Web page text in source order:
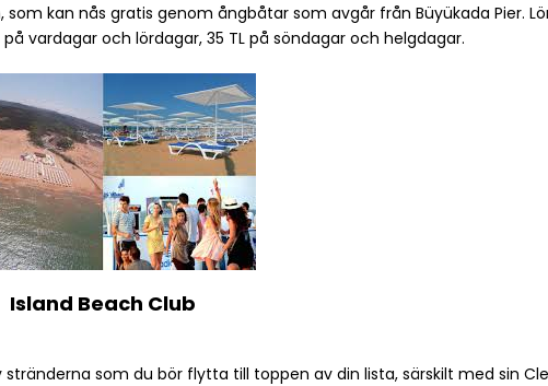
kan nås gratis genom ångbåtar som avgår från Büyükada Pier.
vardagar och lördagar, 35 TL på söndagar och helgdagar.
Island Beach Club
som du bör flytta till toppen av din lista, särskilt med sin